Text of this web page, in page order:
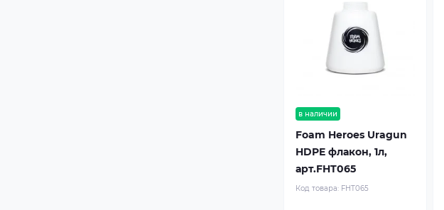
в наличии
Foam Heroes Uragun
HDPE флакон, 1л,
арт.FHT065
Код товара: FHT065